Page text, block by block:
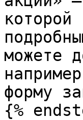
которой
можете
форму
{%